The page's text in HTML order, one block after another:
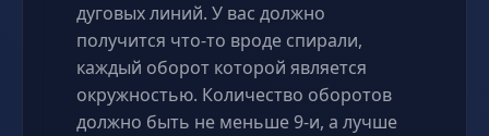
дуговых линий. У вас должно
получится что-то вроде спирали,
каждый оборот которой является
окружностью. Количество оборотов
должно быть не меньше 9-и, а лучше